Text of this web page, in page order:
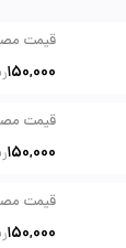
قیمت
150,000
قیمت
150,000
قیمت
150,000